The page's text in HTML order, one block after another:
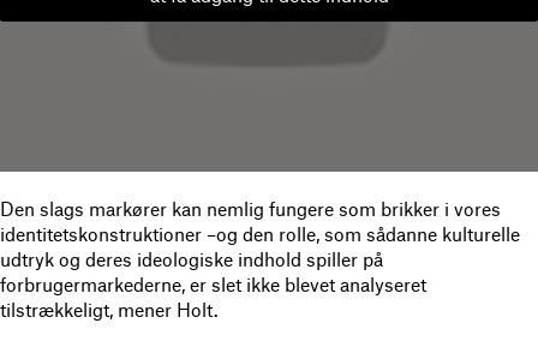
Den slags markører kan nemlig fungere som brikker i vores
identitetskonstruktioner –og den rolle, som sådanne kulturelle
udtryk og deres ideologiske indhold spiller på
forbrugermarkederne, er slet ikke blevet analyseret
tilstrækkeligt, mener Holt.